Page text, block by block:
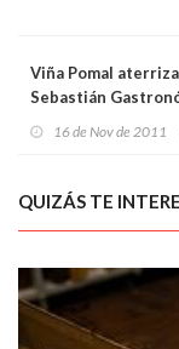
Viña Pomal
Sebastián
16 de Nov de 2011
QUIZÁS TE